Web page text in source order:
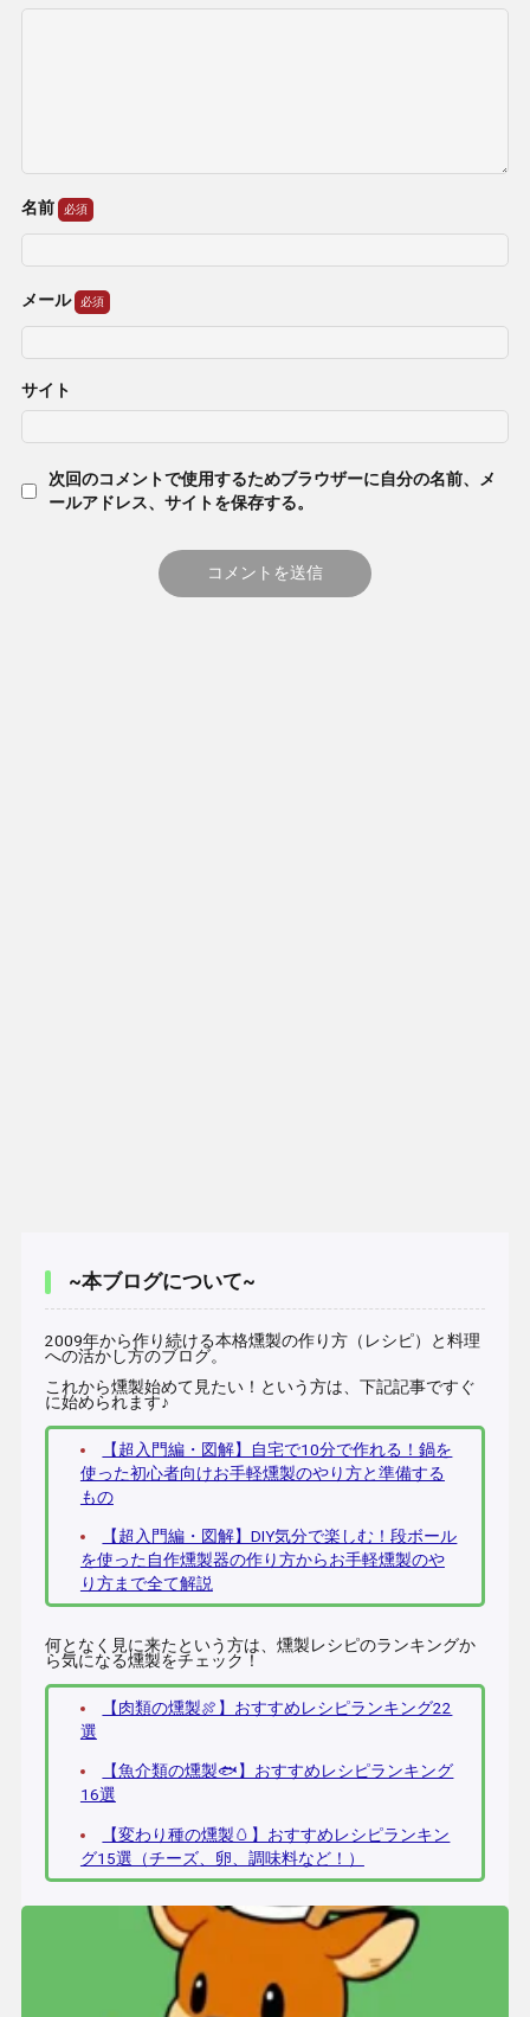
名前
メール
サイト
次回のコメントで使用するためブラウザーに自分の名前、メ
ールアドレス、サイトを保存する。
~本ブログについて~
2009年から作り続ける本格燻製の作り方（レシピ）と料理
への活かし方のブログ。
これから燻製始めて見たい！という方は、下記記事ですぐ
に始められます♪
【超入門編・図解】自宅で10分で作れる！鍋を
使った初心者向けお手軽燻製のやり方と準備する
もの
【超入門編・図解】DIY気分で楽しむ！段ボール
を使った自作燻製器の作り方からお手軽燻製のや
り方まで全て解説
何となく見に来たという方は、燻製レシピのランキングか
ら気になる燻製をチェック！
【肉類の燻製🍖】おすすめレシピランキング22
選
【魚介類の燻製🐟】おすすめレシピランキング
16選
【変わり種の燻製🥚】おすすめレシピランキン
グ15選（チーズ、卵、調味料など！）